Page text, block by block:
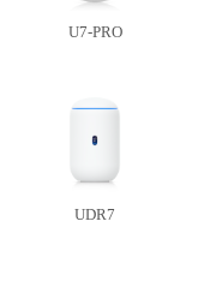
U7-PRO
UDR7